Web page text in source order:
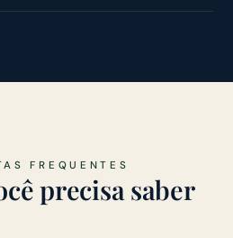
FREQUENTES
precisa saber